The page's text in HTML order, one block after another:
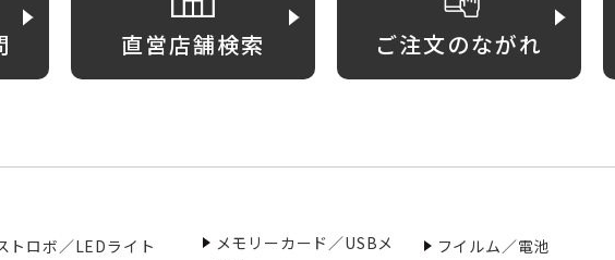
直営店舗検索 ご注文のながれ
トロボ／LEDライト
メモリーカード／USBメ
フイルム／電池